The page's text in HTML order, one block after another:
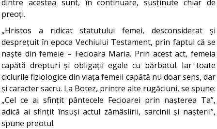
dintre acestea sunt, în continuare, susținute chiar de
preoți.
„Hristos a ridicat statutului femei, desconsiderat și
desprețuit în epoca Vechiului Testament, prin faptul că se
naște din femeie – Fecioara Maria. Prin acest act, femeia
capătă drepturi și obligații egale cu bărbatul. Iar toate
ciclurile fiziologice din viața femeii capătă nu doar sens, dar
și caracter sacru. La Botez, printre alte rugăciuni, se spune:
„Cel ce ai sfințit pântecele Fecioarei prin nașterea Ta”,
adică ai sfințit însuși actul zămâslirii, sarcinii și nașterii”,
spune preotul.